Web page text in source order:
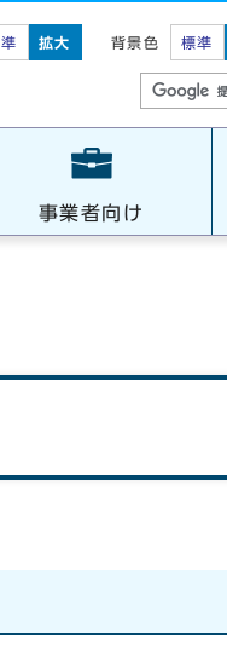
拡大 背景色 標準
事業者向け